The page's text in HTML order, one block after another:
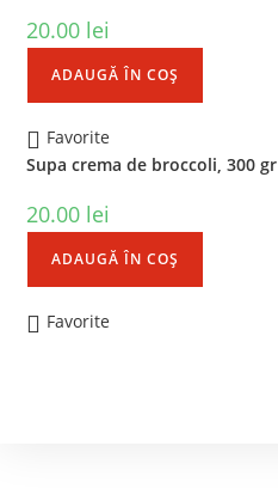
20.00 lei
ADAUGĂ ÎN COȘ
Favorite
Supa crema de broccoli, 300 gr
20.00 lei
ADAUGĂ ÎN COȘ
Favorite